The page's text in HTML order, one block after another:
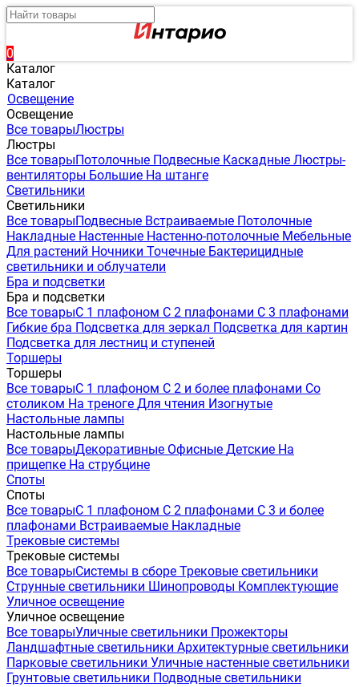
0
Каталог
Каталог
Освещение
Освещение
Все товарыЛюстры
Люстры
Все товарыПотолочные Подвесные Каскадные Люстры-
вентиляторы Большие На штанге
Светильники
Светильники
Все товарыПодвесные Встраиваемые Потолочные
Накладные Настенные Настенно-потолочные Мебельные
Для растений Ночники Точечные Бактерицидные
светильники и облучатели
Бра и подсветки
Бра и подсветки
Все товарыС 1 плафоном С 2 плафонами С 3 плафонами
Гибкие бра Подсветка для зеркал Подсветка для картин
Подсветка для лестниц и ступеней
Торшеры
Торшеры
Все товарыС 1 плафоном С 2 и более плафонами Со
столиком На треноге Для чтения Изогнутые
Настольные лампы
Настольные лампы
Все товарыДекоративные Офисные Детские На
прищепке На струбцине
Споты
Споты
Все товарыС 1 плафоном С 2 плафонами С 3 и более
плафонами Встраиваемые Накладные
Трековые системы
Трековые системы
Все товарыСистемы в сборе Трековые светильники
Струнные светильники Шинопроводы Комплектующие
Уличное освещение
Уличное освещение
Все товарыУличные светильники Прожекторы
Ландшафтные светильники Архитектурные светильники
Парковые светильники Уличные настенные светильники
Грунтовые светильники Подводные светильники